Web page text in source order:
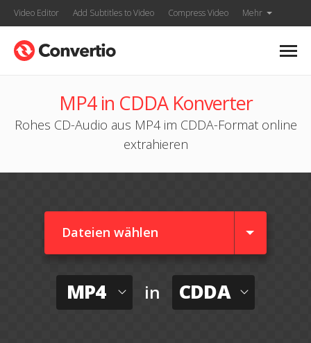
Video Editor Add Subtitles to Video Compress Video Mehr
MP4 in CDDA Konverter
Rohes CD-Audio aus MP4 im CDDA-Format online
extrahieren
Dateien wählen
MP4 in CDDA